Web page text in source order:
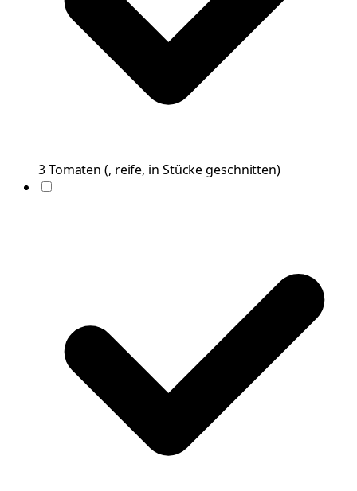
3Tomaten (, reife, in Stücke geschnitten)